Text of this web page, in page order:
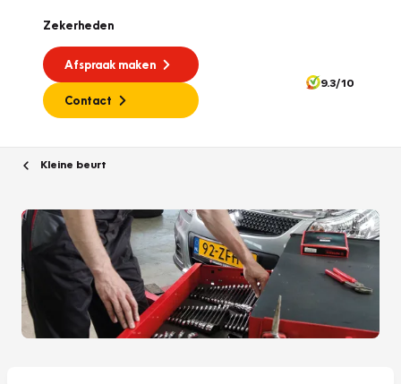
Zekerheden
Afspraak maken
Contact
9.3/10
Kleine beurt